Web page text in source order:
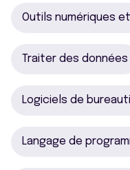
Outils numériques
Traiter des données
Logiciels de
Langage de